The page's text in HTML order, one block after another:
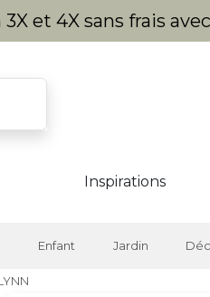
et 4X sans frais
Inspirations
Enfant Jardin